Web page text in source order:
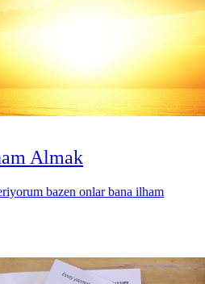
Almak
bazen onlar bana ilham